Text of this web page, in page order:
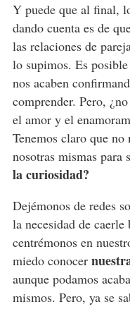
Y puede que al final,
dando cuenta es de
las relaciones de
lo supimos. Es
nos acaben
comprender. Pero,
el amor y el
Tenemos claro que no
nosotras mismas para
la curiosidad?
Dejémonos de redes
la necesidad de
centrémonos en
miedo conocer
aunque podamos
mismos. Pero, ya se